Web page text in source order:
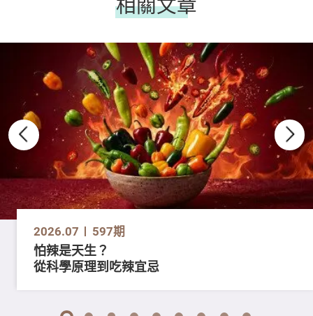
2026.07 597期
怕辣是天生？
從科學原理到吃辣宜忌